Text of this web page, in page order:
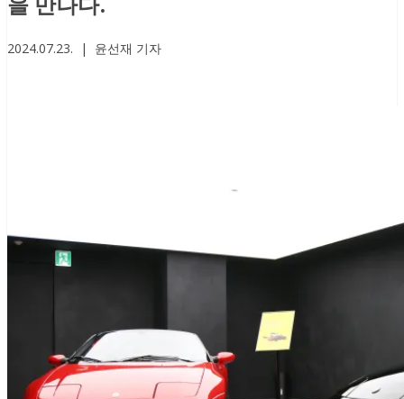
2024.07.23. | 윤선재 기자